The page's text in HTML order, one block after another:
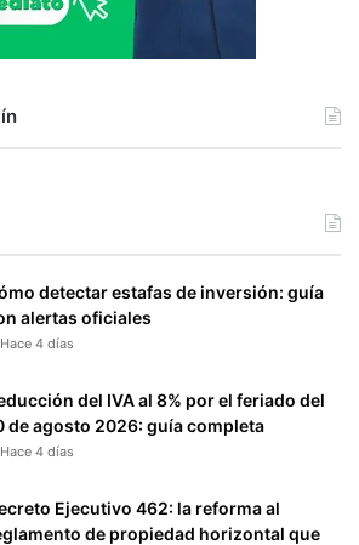
detectar estafas de inversión: guía
alertas oficiales
Hace 4 días
del IVA al 8% por el feriado del
de agosto 2026: guía completa
Hace 4 días
Ejecutivo 462: la reforma al
de propiedad horizontal que